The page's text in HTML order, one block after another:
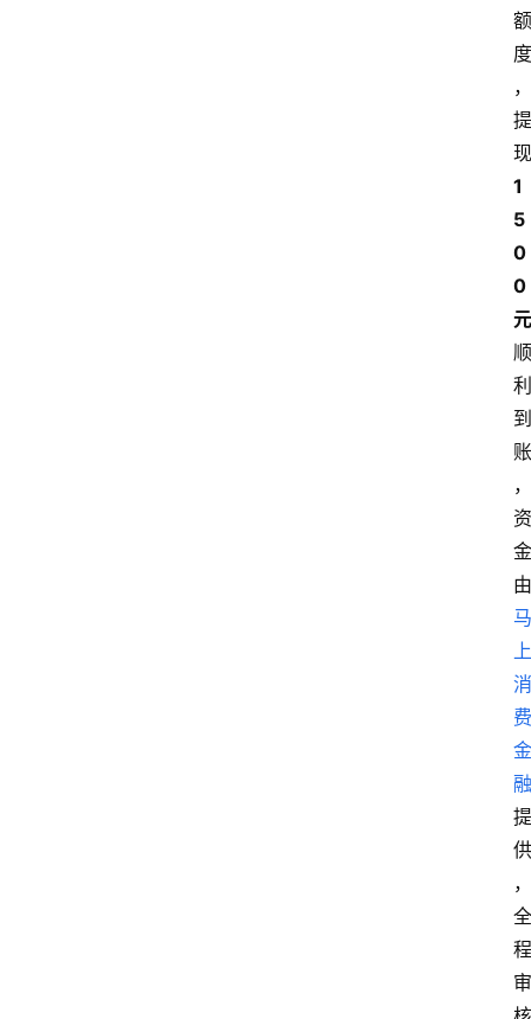
额
度
，
提
现
1
5
0
0
元
顺
利
到
账
，
资
金
由
马
上
消
费
金
融
提
供
，
全
程
审